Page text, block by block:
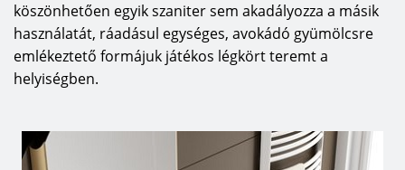
köszönhetően egyik szaniter sem akadályozza a másik
használatát, ráadásul egységes, avokádó gyümölcsre
emlékeztető formájuk játékos légkört teremt a
helyiségben.